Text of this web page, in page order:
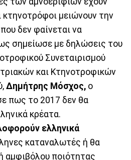
κτηνοτρόφοι μειώνουν την
δεν φαίνεται να
σημείωσε με δηλώσεις του
Συνεταιρισμού
και Κτηνοτροφικών
Δημήτρης Μόσχος, ο
πως το 2017 δεν θα
κρέατα.
ελληνικά
καταναλωτές ή θα
αμφιβόλου ποιότητας